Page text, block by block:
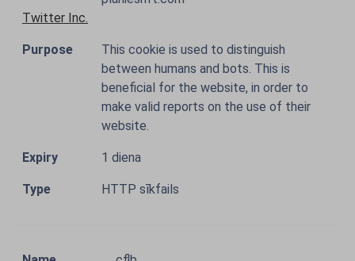
Twitter Inc.
This cookie is used to distinguish
between humans and bots. This is
beneficial for the website, in order to
make valid reports on the use of their
website.
1 diena
HTTP sīkfails